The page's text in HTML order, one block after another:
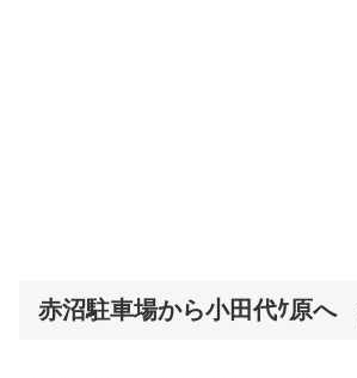
赤沼駐車場から小田代ｹ原へ